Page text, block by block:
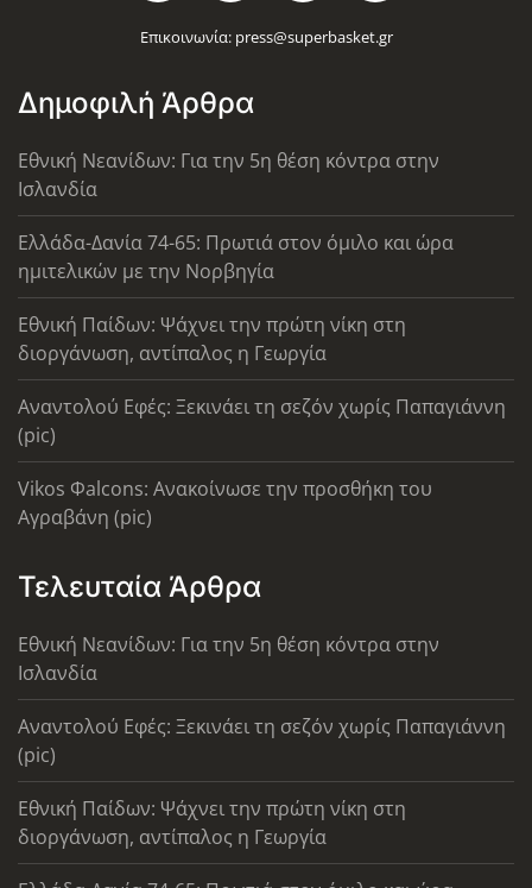
Επικοινωνία: press@superbasket.gr
Δημοφιλή Άρθρα
Εθνική Νεανίδων: Για την 5η θέση κόντρα στην
Ισλανδία
Ελλάδα-Δανία 74-65: Πρωτιά στον όμιλο και ώρα
ημιτελικών με την Νορβηγία
Εθνική Παίδων: Ψάχνει την πρώτη νίκη στη
διοργάνωση, αντίπαλος η Γεωργία
Αναντολού Εφές: Ξεκινάει τη σεζόν χωρίς Παπαγιάννη
(pic)
Vikos Φalcons: Ανακοίνωσε την προσθήκη του
Αγραβάνη (pic)
Τελευταία Άρθρα
Εθνική Νεανίδων: Για την 5η θέση κόντρα στην
Ισλανδία
Αναντολού Εφές: Ξεκινάει τη σεζόν χωρίς Παπαγιάννη
(pic)
Εθνική Παίδων: Ψάχνει την πρώτη νίκη στη
διοργάνωση, αντίπαλος η Γεωργία